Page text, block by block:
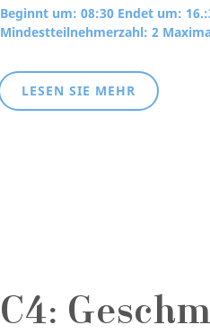
Beginnt um: 08:30 Endet um:
Mindestteilnehmerzahl: 2
LESEN SIE MEHR
C4: